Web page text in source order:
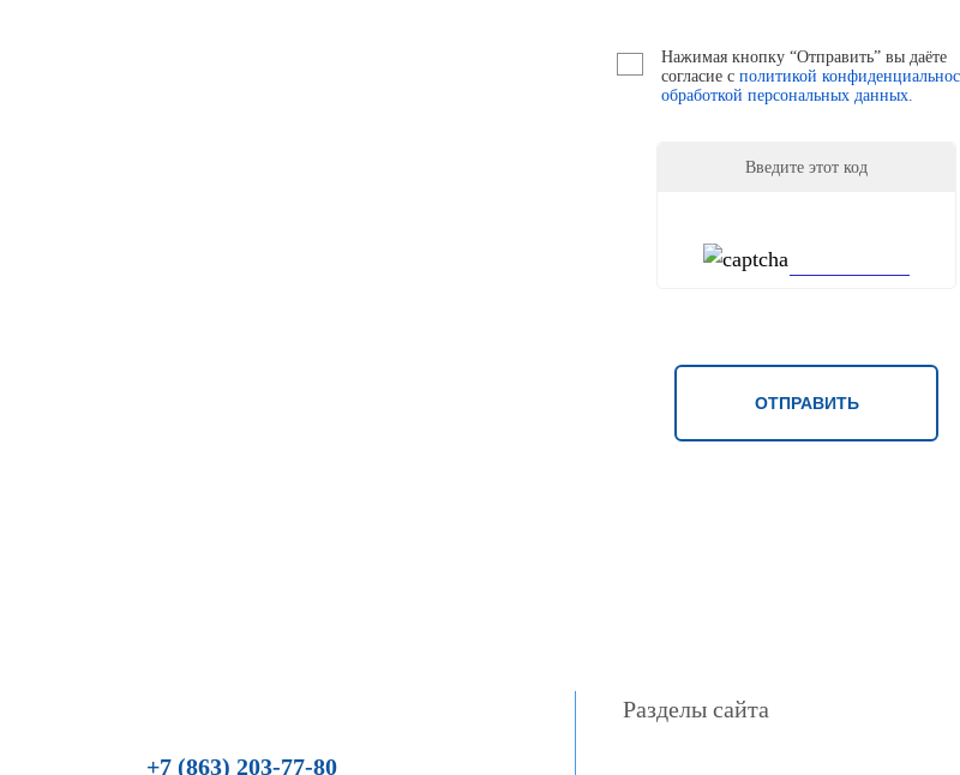
Нажимая кнопку “Отправить” вы даёте
согласие с политикой
обработкой персональных данных.
Введите этот код
+7 (863) 203-77-80
Разделы сайта